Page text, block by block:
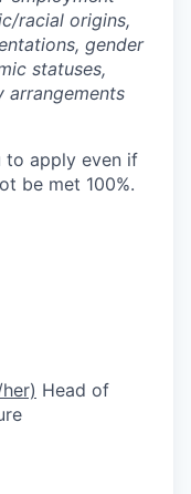
racial origins,
gender
statuses,
arrangements
to apply even if
be met 100%.
Head of